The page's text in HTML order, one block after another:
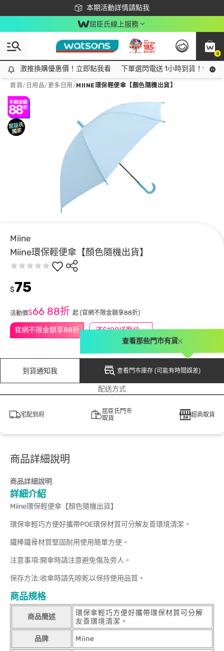
本期活動詳情請點我
下載app最高回饋$350
屈臣氏線上服務
0
激推換購優惠價！立即點我看
激推換購優惠價！立即點我看 下單選閃電送 1小時到貨！領神
首頁/ 日用品/ 更多日用 /MIINE環保輕便傘【顏色隨機出貨】
Miine
Miine環保輕便傘【顏色隨機出貨】
官網不限金額享88折 滿$100送數位印花
$75
活動價$66 88折 起 (官網不限金額享88折)
到貨通知我 查看門市庫存 (可能有時間誤差)
查看那些門市有貨
配送方式
宅配到府
屈臣氏門市
取貨
超商取貨
商品詳細說明
商品詳細說明
詳細介紹
Miine環保輕便傘【顏色隨機出貨】
環保傘輕巧方便好攜帶POE環保材質可分解友善環境清潔。
鐵棒鐵骨材質堅固耐用使用簡單方便。
注意事項:開傘時請注意避免傷及旁人。
保存方法:收傘時請先晾乾以保持使用品質。
商品規格
商品簡述
環保傘輕巧方便好攜帶環保材質可分解
友善環境清潔。
品牌 Miine